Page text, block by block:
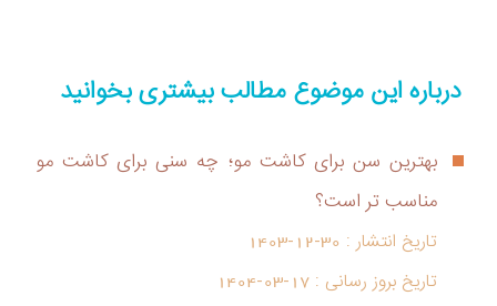
درباره این موضوع مطالب بیشتری بخوانید
بهترین سن برای کاشت مو؛ چه سنی برای کاشت مو
مناسب تر است؟
تاریخ انتشار : 1403-12-30
تاریخ بروز رسانی : 1404-03-17